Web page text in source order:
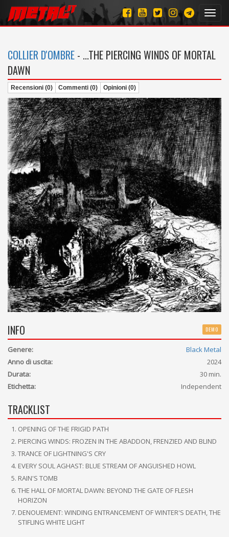
COLLIER D'OMBRE - ...THE PIERCING WINDS OF MORTAL
DAWN
Recensioni (0) Commenti (0) Opinioni (0)
INFO DEMO
Genere:
Black Metal
Anno di uscita:
2024
Durata:
30 min.
Etichetta:
Independent
TRACKLIST
OPENING OF THE FRIGID PATH
PIERCING WINDS: FROZEN IN THE ABADDON, FRENZIED AND BLIND
TRANCE OF LIGHTNING'S CRY
EVERY SOUL AGHAST: BLUE STREAM OF ANGUISHED HOWL
RAIN'S TOMB
THE HALL OF MORTAL DAWN: BEYOND THE GATE OF FLESH
HORIZON
DENOUEMENT: WINDING ENTRANCEMENT OF WINTER'S DEATH, THE
STIFLING WHITE LIGHT